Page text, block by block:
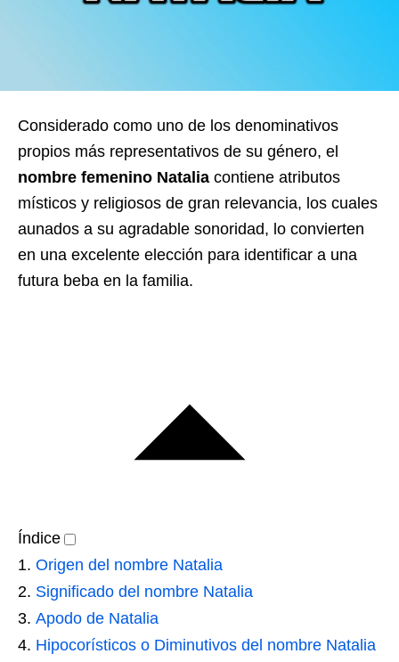
Considerado como uno de los denominativos
propios más representativos de su género, el
nombre femenino Natalia contiene atributos
místicos y religiosos de gran relevancia, los cuales
aunados a su agradable sonoridad, lo convierten
en una excelente elección para identificar a una
futura beba en la familia.
Índice
Origen del nombre Natalia
Significado del nombre Natalia
Apodo de Natalia
Hipocorísticos o Diminutivos del nombre Natalia